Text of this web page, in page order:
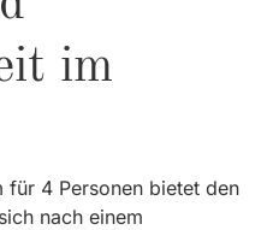
im
für 4 Personen bietet den
nach einem